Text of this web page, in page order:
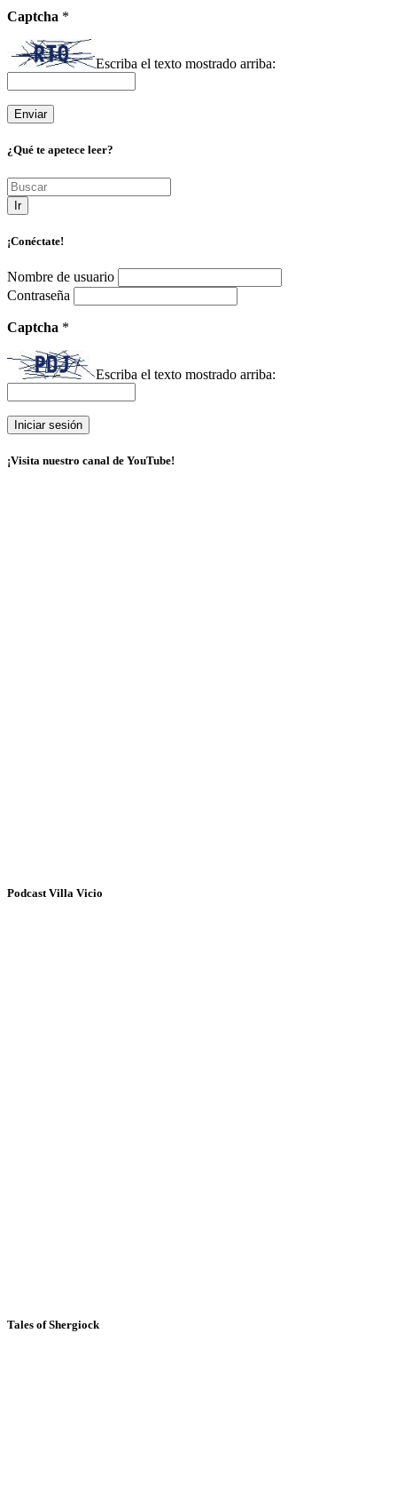
Captcha *
Escriba el texto mostrado arriba:
¿Qué te apetece leer?
Ir
¡Conéctate!
Nombre de usuario
Contraseña
Captcha *
Escriba el texto mostrado arriba:
¡Visita nuestro canal de YouTube!
Podcast Villa Vicio
Tales of Shergiock